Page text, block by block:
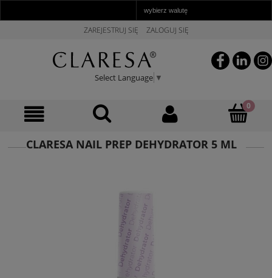
ZAREJESTRUJ SIĘ ZALOGUJ SIĘ
Select Language ▼
CLARESA NAIL PREP DEHYDRATOR 5 ML